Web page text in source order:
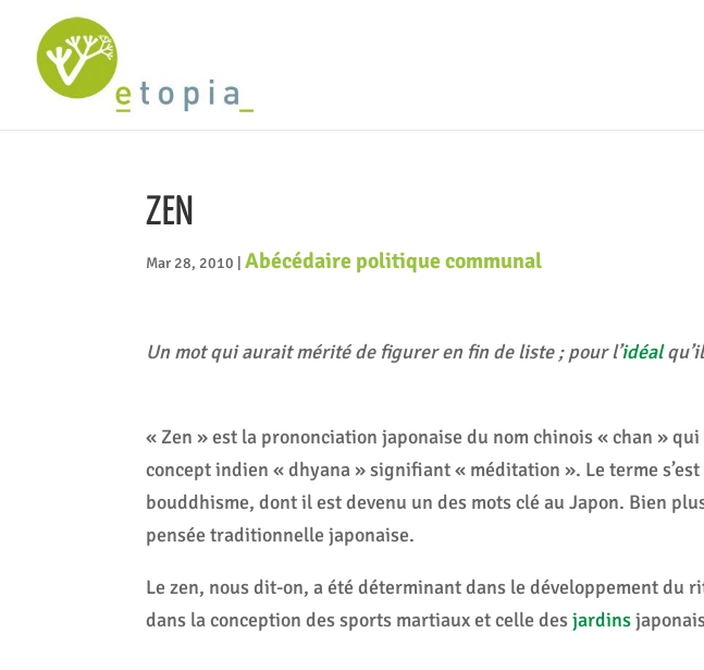
ZEN
Mar 28, 2010 |Abécédaire politique communal
Un mot qui aurait mérité de figurer en fin de liste ; pour l’idéal
« Zen » est la prononciation japonaise du nom chinois « chan »
concept indien « dhyana » signifiant « méditation ». Le terme
bouddhisme, dont il est devenu un des mots clé au Japon. Bien
pensée traditionnelle japonaise.
Le zen, nous dit-on, a été déterminant dans le développement du
dans la conception des sports martiaux et celle desjardins